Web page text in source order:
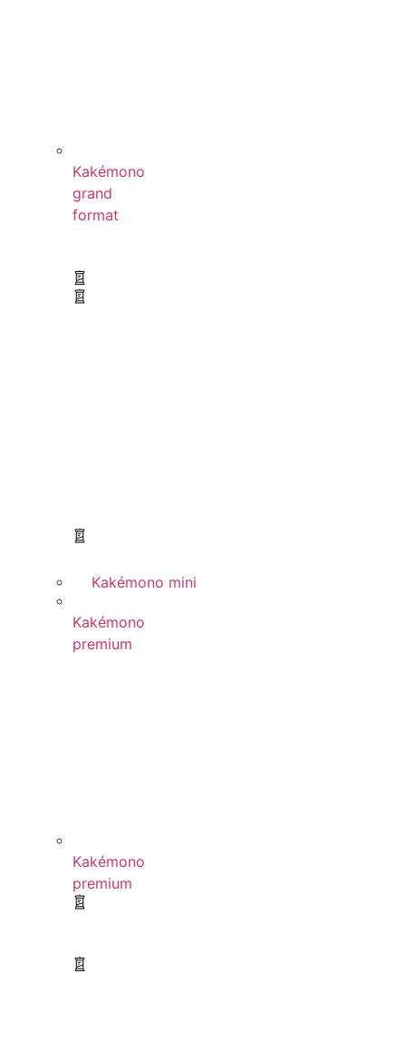
Kakémono
premium
Kakémono
grand
format
Kakémono
premium
Kakémono mini